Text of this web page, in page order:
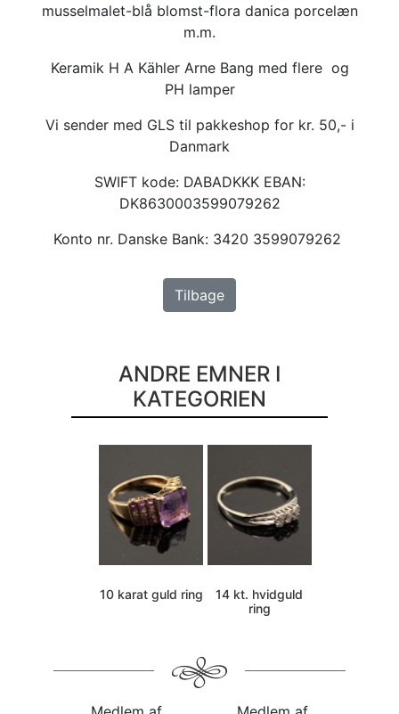
musselmalet-blå blomst-flora danica porcelæn
m.m.
Keramik H A Kähler Arne Bang med flere og
PH lamper
Vi sender med GLS til pakkeshop for kr. 50,- i
Danmark
SWIFT kode: DABADKKK EBAN:
DK8630003599079262
Konto nr. Danske Bank: 3420 3599079262
Tilbage
ANDRE EMNER I
KATEGORIEN
10 karat guld ring
14 kt. hvidguld
ring